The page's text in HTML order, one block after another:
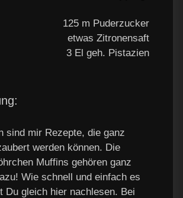
125 m Puderzucker
etwas Zitronensaft
3 El geh. Pistazien
sind mir Rezepte, die ganz
werden können. Die
Muffins gehören ganz
Wie schnell und einfach es
Du gleich hier nachlesen. Bei